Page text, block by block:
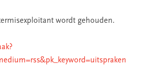
wordt gehouden.